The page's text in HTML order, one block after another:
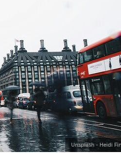
Unsplash - Heidi